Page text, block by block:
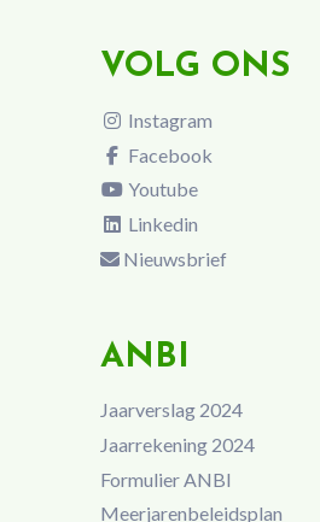
VOLG ONS
Instagram
Facebook
Youtube
Linkedin
Nieuwsbrief
ANBI
Jaarverslag 2024
Jaarrekening 2024
Formulier ANBI
Meerjarenbeleidsplan